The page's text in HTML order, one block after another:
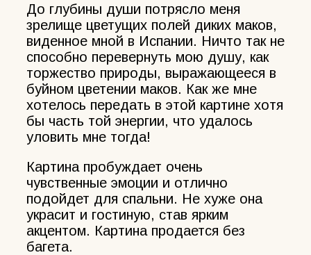
До глубины души потрясло меня
зрелище цветущих полей диких маков,
виденное мной в Испании. Ничто так не
способно перевернуть мою душу, как
торжество природы, выражающееся в
буйном цветении маков. Как же мне
хотелось передать в этой картине хотя
бы часть той энергии, что удалось
уловить мне тогда!
Картина пробуждает очень
чувственные эмоции и отлично
подойдет для спальни. Не хуже она
украсит и гостиную, став ярким
акцентом. Картина продается без
багета.